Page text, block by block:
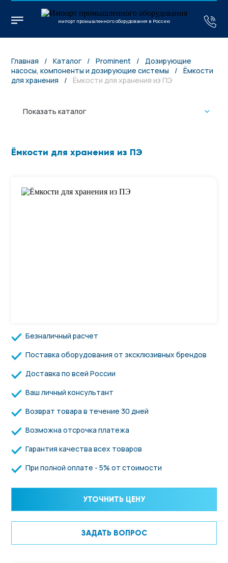
импорт промышленного оборудования в Россию
Главная / Каталог / Prominent /
Дозирующие
насосы, компоненты и дозирующие системы
/
Ёмкости
для хранения
/ Ёмкости для хранения из ПЭ
Показать каталог
Ёмкости для хранения из ПЭ
Безналичный расчет
Поставка оборудования от эксклюзивных брендов
Доставка по всей России
Ваш личный консультант
Возврат товара в течение 30 дней
Возможна отсрочка платежа
Гарантия качества всех товаров
При полной оплате - 5% от стоимости
УТОЧНИТЬ ЦЕНУ
ЗАДАТЬ ВОПРОС